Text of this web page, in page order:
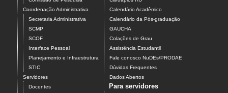
Coordenação Administrativa
Secretaria Administrativa
SCMP
SCOF
Interface Pessoal
Planejamento e Infraestrutura
STIC
Servidores
Docentes
Calendário Acadêmico
Calendário da Pós-graduação
GAUCHA
Colações de Grau
Assistência Estudantil
Fale conosco NuDEs/PRODAE
Dúvidas Frequentes
Dados Abertos
Para servidores